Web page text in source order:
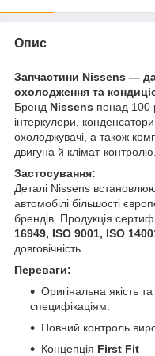
Опис
Запчастини Nissens —
охолодження та
Бренд Nissens понад 100
інтеркулери,
охолоджувачі, а також
двигуна й клімат-контролю.
Застосування:
Деталі Nissens
автомобілі більшості
брендів. Продукція
16949, ISO 9001, ISO
довговічність.
Переваги:
Оригінальна якість та
специфікаціям.
Повний контроль
Концепція First Fit —